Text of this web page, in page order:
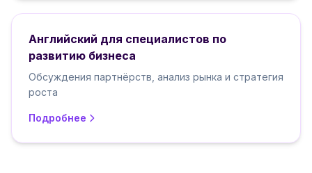
Английский для специалистов по
развитию бизнеса
Обсуждения партнёрств, анализ рынка и стратегия
роста
Подробнее